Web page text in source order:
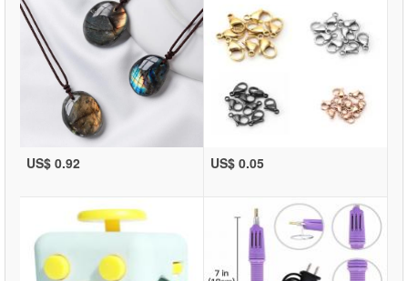
US$ 0.92 US$ 0.05